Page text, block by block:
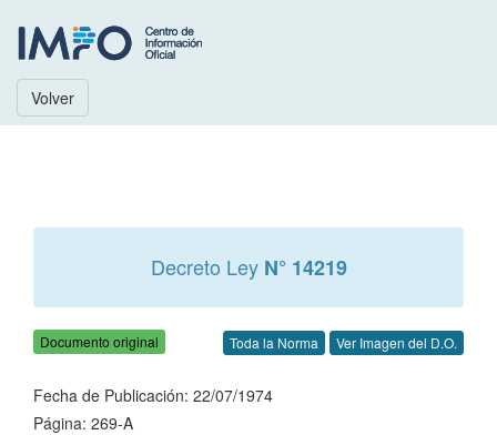
Volver
Decreto Ley N° 14219
Documento original Toda la Norma Ver Imagen del D.O.
Fecha de Publicación: 22/07/1974
Página: 269-A